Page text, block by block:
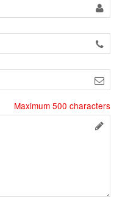
Maximum 500 characters